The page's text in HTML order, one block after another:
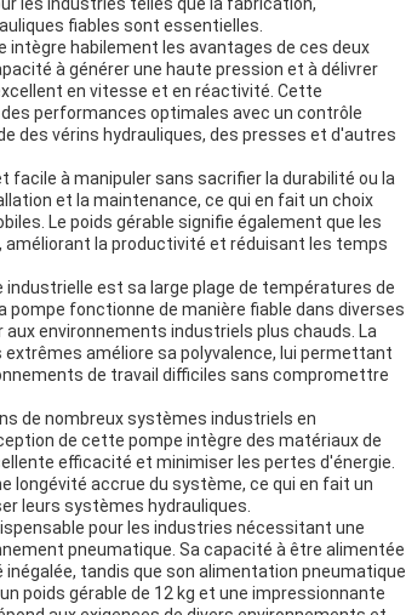
les industries telles que la fabrication,
fiables sont essentielles.
intègre habilement les avantages de ces deux
à générer une haute pression et à délivrer
en vitesse et en réactivité. Cette
performances optimales avec un contrôle
des vérins hydrauliques, des presses et d'autres
facile à manipuler sans sacrifier la durabilité ou la
et la maintenance, ce qui en fait un choix
Le poids gérable signifie également que les
la productivité et réduisant les temps
est sa large plage de températures de
pompe fonctionne de manière fiable dans diverses
environnements industriels plus chauds. La
améliore sa polyvalence, lui permettant
de travail difficiles sans compromettre
de nombreux systèmes industriels en
de cette pompe intègre des matériaux de
efficacité et minimiser les pertes d'énergie.
longévité accrue du système, ce qui en fait un
leurs systèmes hydrauliques.
pour les industries nécessitant une
pneumatique. Sa capacité à être alimentée
tandis que son alimentation pneumatique
poids gérable de 12 kg et une impressionnante